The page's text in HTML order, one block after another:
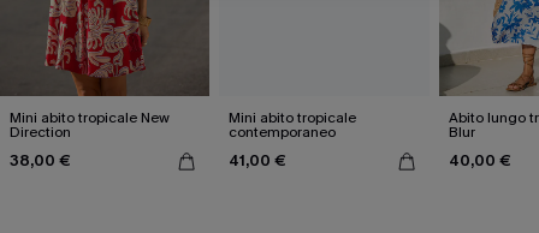
Mini abito tropicale New
Direction
38,00 €
Mini abito tropicale
contemporaneo
41,00 €
Abito lungo
Blur
40,00 €